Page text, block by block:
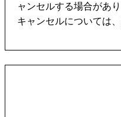
ャンセルする場合があ
キャンセルについては